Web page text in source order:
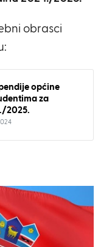
obrasci
općine
za
2025.